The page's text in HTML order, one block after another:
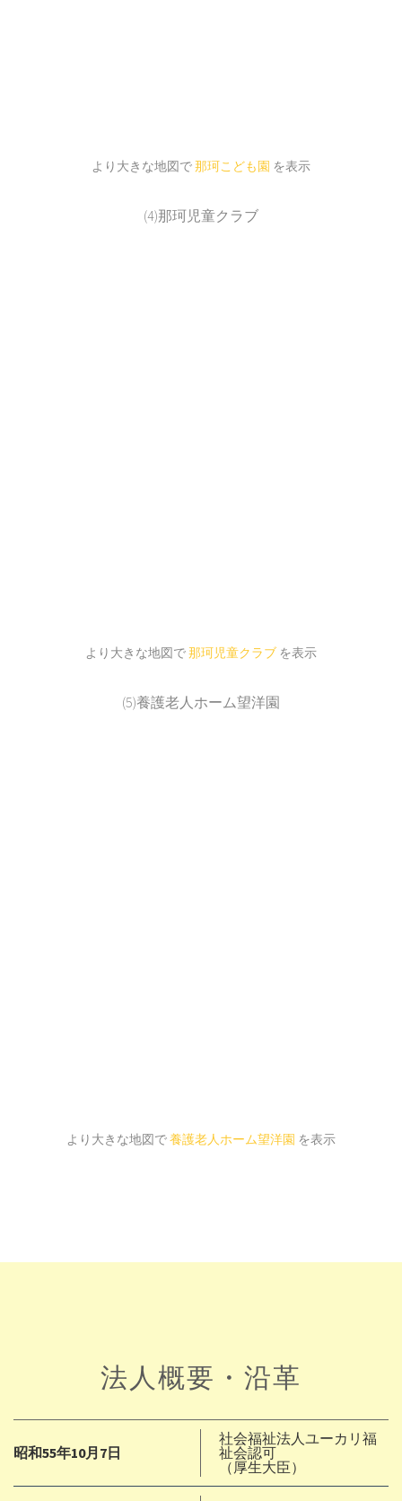
より大きな地図で那珂こども園 を表示
(4)那珂児童クラブ
より大きな地図で那珂児童クラブ を表示
(5)養護老人ホーム望洋園
より大きな地図で養護老人ホーム望洋園 を表示
法人概要・沿革
昭和55年10月7日
社会福祉法人ユーカリ福
祉会認可
（厚生大臣）